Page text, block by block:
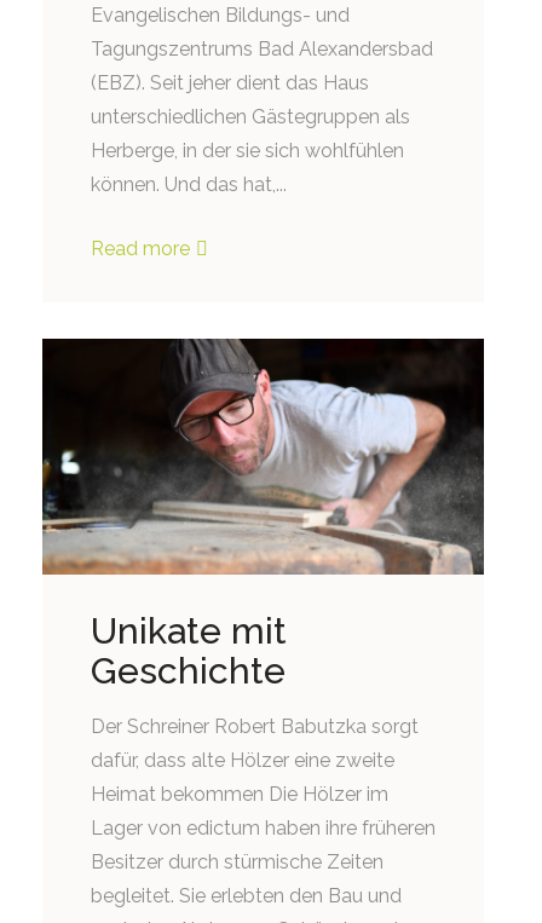
Evangelischen Bildungs- und
Tagungszentrums Bad Alexandersbad
(EBZ). Seit jeher dient das Haus
unterschiedlichen Gästegruppen als
Herberge, in der sie sich wohlfühlen
können. Und das hat,...
Read more
Unikate mit
Geschichte
Der Schreiner Robert Babutzka sorgt
dafür, dass alte Hölzer eine zweite
Heimat bekommen Die Hölzer im
Lager von edictum haben ihre früheren
Besitzer durch stürmische Zeiten
begleitet. Sie erlebten den Bau und